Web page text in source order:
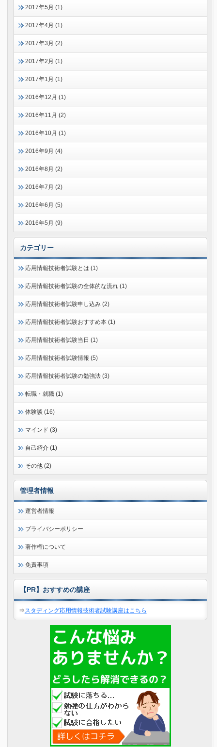
2017年5月 (1)
2017年4月 (1)
2017年3月 (2)
2017年2月 (1)
2017年1月 (1)
2016年12月 (1)
2016年11月 (2)
2016年10月 (1)
2016年9月 (4)
2016年8月 (2)
2016年7月 (2)
2016年6月 (5)
2016年5月 (9)
カテゴリー
応用情報技術者試験とは (1)
応用情報技術者試験の全体的な流れ (1)
応用情報技術者試験申し込み (2)
応用情報技術者試験おすすめ本 (1)
応用情報技術者試験当日 (1)
応用情報技術者試験情報 (5)
応用情報技術者試験の勉強法 (3)
転職・就職 (1)
体験談 (16)
マインド (3)
自己紹介 (1)
その他 (2)
管理者情報
運営者情報
プライバシーポリシー
著作権について
免責事項
【PR】おすすめの講座
⇒スタディング応用情報技術者試験講座はこちら